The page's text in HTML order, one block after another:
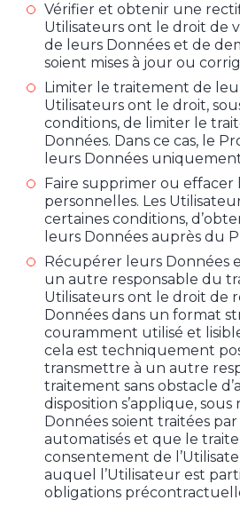
Vérifier et obtenir une
Utilisateurs ont le droit de
de leurs Données et de
soient mises à jour ou
Limiter le traitement de
Utilisateurs ont le droit,
conditions, de limiter le
Données. Dans ce cas, le
leurs Données
Faire supprimer ou effacer
personnelles. Les
certaines conditions,
leurs Données auprès du
Récupérer leurs Données
un autre responsable du
Utilisateurs ont le droit de
Données dans un format
couramment utilisé et
cela est techniquement
transmettre à un autre
traitement sans obstacle
disposition s’applique,
Données soient traitées
automatisés et que le
consentement de
auquel l’Utilisateur est
obligations